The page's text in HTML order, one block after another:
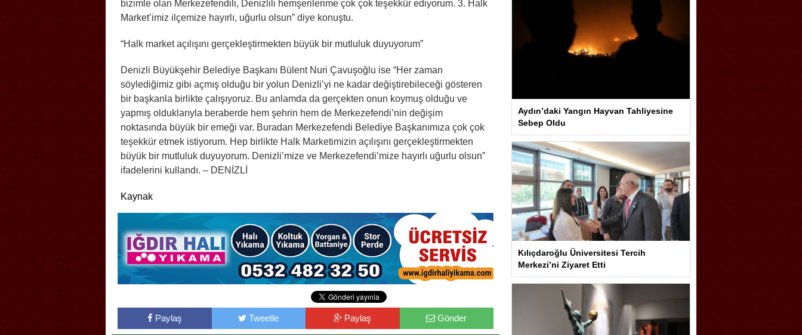
bizimle olan Merkezefendili, Denizlili hemşerilerime çok çok teşekkür ediyorum. 3. Halk
Market’imiz ilçemize hayırlı, uğurlu olsun” diye konuştu.
“Halk market açılışını gerçekleştirmekten büyük bir mutluluk duyuyorum”
Denizli Büyükşehir Belediye Başkanı Bülent Nuri Çavuşoğlu ise “Her zaman
söylediğimiz gibi açmış olduğu bir yolun Denizli’yi ne kadar değiştirebileceği gösteren
bir başkanla birlikte çalışıyoruz. Bu anlamda da gerçekten onun koymuş olduğu ve
yapmış olduklarıyla beraberde hem şehrin hem de Merkezefendi’nin değişim
noktasında büyük bir emeği var. Buradan Merkezefendi Belediye Başkanımıza çok çok
teşekkür etmek istiyorum. Hep birlikte Halk Marketimizin açılışını gerçekleştirmekten
büyük bir mutluluk duyuyorum. Denizli’mize ve Merkezefendi’mize hayırlı uğurlu olsun”
ifadelerini kullandı. – DENİZLİ
Kaynak
Paylaş Tweetle Paylaş Gönder
Aydın’daki Yangın Hayvan Tahliyesine
Sebep Oldu
Kılıçdaroğlu Üniversitesi Tercih
Merkezi’ni Ziyaret Etti